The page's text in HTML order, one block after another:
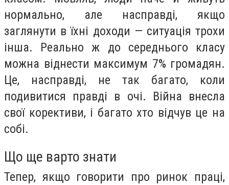
нормально, але насправді, якщо
заглянути в їхні доходи — ситуація трохи
інша. Реально ж до середнього класу
можна віднести максимум 7% громадян.
Це, насправді, не так багато, коли
подивитися правді в очі. Війна внесла
свої корективи, і багато хто відчув це на
собі.
Що ще варто знати
Тепер, якщо говорити про ринок праці,